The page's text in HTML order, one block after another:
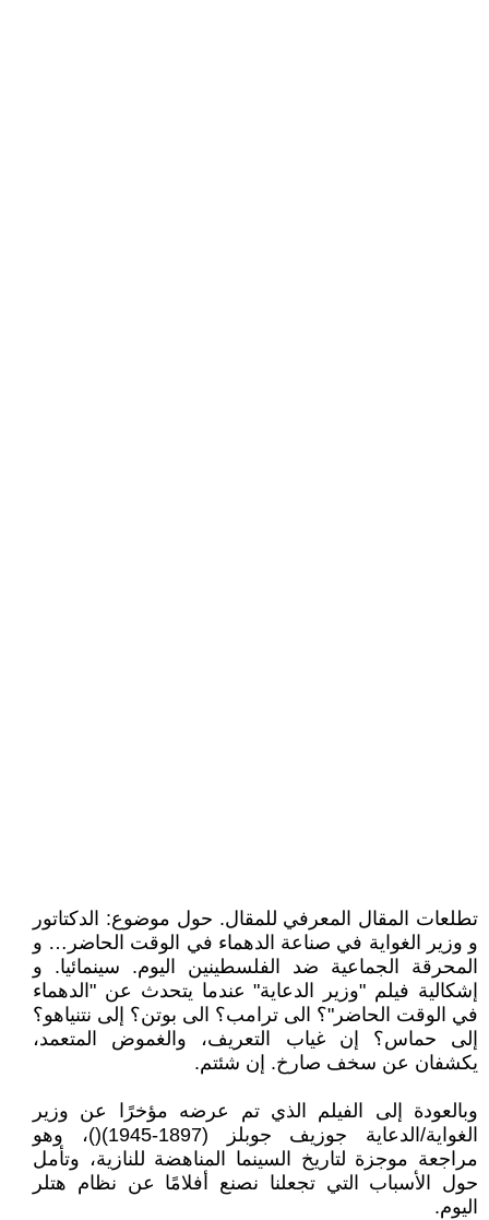
تطلعات المقال المعرفي للمقال. حول موضوع: الدكتاتور
و وزير الغواية في صناعة الدهماء في الوقت الحاضر… و
المحرقة الجماعية ضد الفلسطينين اليوم. سينمائيا. و
إشكالية فيلم "وزير الدعاية" عندما يتحدث عن "الدهماء
في الوقت الحاضر"؟ الى ترامب؟ الى بوتن؟ إلى نتنياهو؟
إلى حماس؟ إن غياب التعريف، والغموض المتعمد،
يكشفان عن سخف صارخ. إن شئتم.
وبالعودة إلى الفيلم الذي تم عرضه مؤخرًا عن وزير
الغواية/الدعاية جوزيف جوبلز (1897-1945)()، وهو
مراجعة موجزة لتاريخ السينما المناهضة للنازية، وتأمل
حول الأسباب التي تجعلنا نصنع أفلامًا عن نظام هتلر
اليوم.